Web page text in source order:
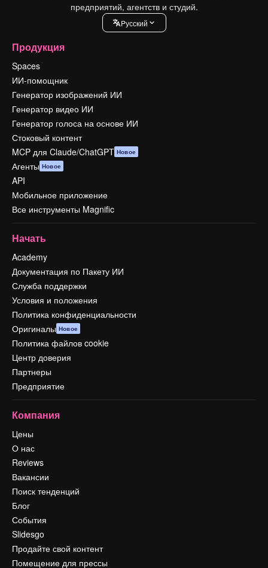
предприятий, агентств и студий.
Pусский
Продукция
Spaces
ИИ-помощник
Генератор изображений ИИ
Генератор видео ИИ
Генератор голоса на основе ИИ
Стоковый контент
MCP для Claude/ChatGPT Новое
Агенты Новое
API
Мобильное приложение
Все инструменты Magnific
Начать
Academy
Документация по Пакету ИИ
Служба поддержки
Условия и положения
Политика конфиденциальности
Оригиналы Новое
Политика файлов cookie
Центр доверия
Партнеры
Предприятие
Компания
Цены
О нас
Reviews
Вакансии
Поиск тенденций
Блог
События
Slidesgo
Продайте свой контент
Помещение для прессы